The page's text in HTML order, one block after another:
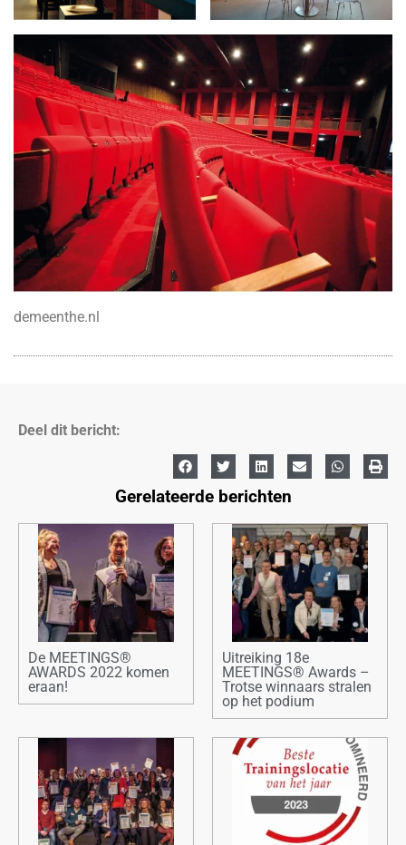
demeenthe.nl
Deel dit bericht:
Gerelateerde berichten
De MEETINGS®
AWARDS 2022 komen
eraan!
Uitreiking 18e
MEETINGS® Awards –
Trotse winnaars stralen
op het podium